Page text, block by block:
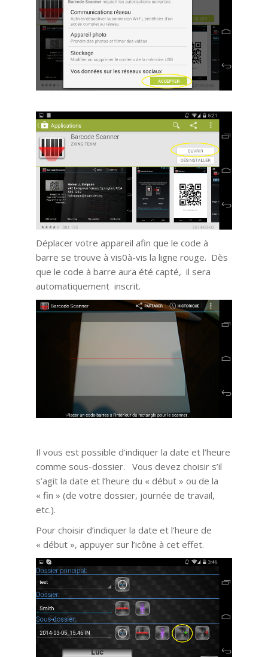
Déplacer votre appareil afin que le code à
barre se trouve à vis0à-vis la ligne rouge. Dès
que le code à barre aura été capté, il sera
automatiquement inscrit.
Il vous est possible d’indiquer la date et l’heure
comme sous-dossier. Vous devez choisir s’il
s’agit la date et l’heure du « début » ou de la
« fin » (de votre dossier, journée de travail,
etc.).
Pour choisir d’indiquer la date et l’heure de
« début », appuyer sur l’icône à cet effet.